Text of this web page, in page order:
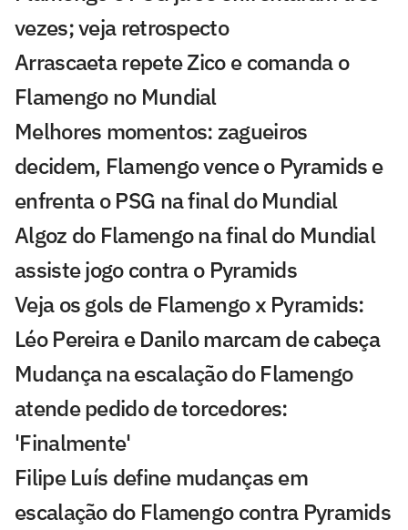
vezes; veja retrospecto
Arrascaeta repete Zico e comanda o
Flamengo no Mundial
Melhores momentos: zagueiros
decidem, Flamengo vence o Pyramids e
enfrenta o PSG na final do Mundial
Algoz do Flamengo na final do Mundial
assiste jogo contra o Pyramids
Veja os gols de Flamengo x Pyramids:
Léo Pereira e Danilo marcam de cabeça
Mudança na escalação do Flamengo
atende pedido de torcedores:
'Finalmente'
Filipe Luís define mudanças em
escalação do Flamengo contra Pyramids